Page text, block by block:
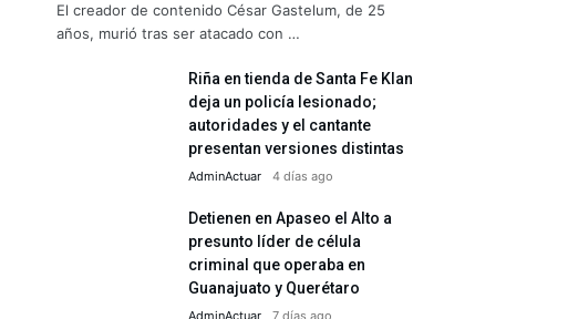
El creador de contenido César Gastelum, de 25
años, murió tras ser atacado con …
Riña en tienda de Santa Fe Klan
deja un policía lesionado;
autoridades y el cantante
presentan versiones distintas
AdminActuar 4 días ago
Detienen en Apaseo el Alto a
presunto líder de célula
criminal que operaba en
Guanajuato y Querétaro
AdminActuar 7 días ago